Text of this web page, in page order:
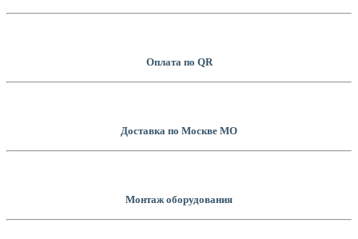
Оплатa по QR
Доставка по Москве МО
Монтаж оборудования